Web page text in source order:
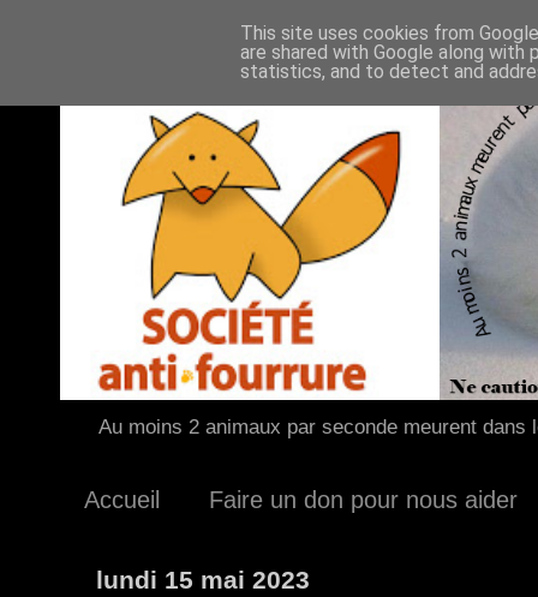
Au moins 2 animaux par seconde meurent
Accueil Faire un don pour nous aider
lundi 15 mai 2023
This site uses cookies from
are shared with Google along
statistics, and to detect and